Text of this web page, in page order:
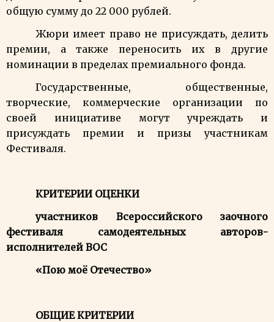
общую сумму до 22 000 рублей.
Жюри имеет право не присуждать, делить
премии, а также переносить их в другие
номинации в пределах премиального фонда.
Государственные, общественные,
творческие, коммерческие организации по
своей инициативе могут учреждать и
присуждать премии и призы участникам
Фестиваля.
КРИТЕРИИ ОЦЕНКИ
участников Всероссийского заочного
фестиваля самодеятельных авторов-
исполнителей ВОС
«Пою моё Отечество»
ОБЩИЕ КРИТЕРИИ